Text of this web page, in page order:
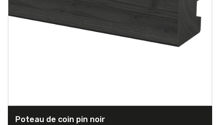
Poteau de coin pin noir